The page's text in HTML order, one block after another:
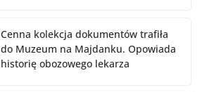
Cenna kolekcja dokumentów trafiła
do Muzeum na Majdanku. Opowiada
historię obozowego lekarza